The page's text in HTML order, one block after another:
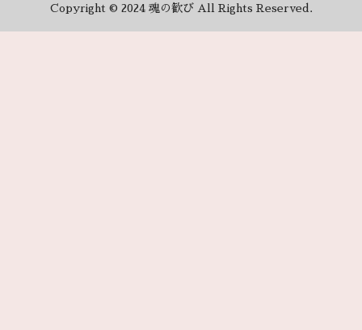
Copyright © 2024 魂の歓び All Rights Reserved.